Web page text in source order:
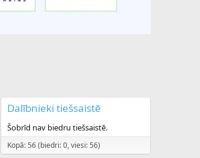
Dalībnieki tiešsaistē
Šobrīd nav biedru tiešsaistē.
Kopā: 56 (biedri: 0, viesi: 56)